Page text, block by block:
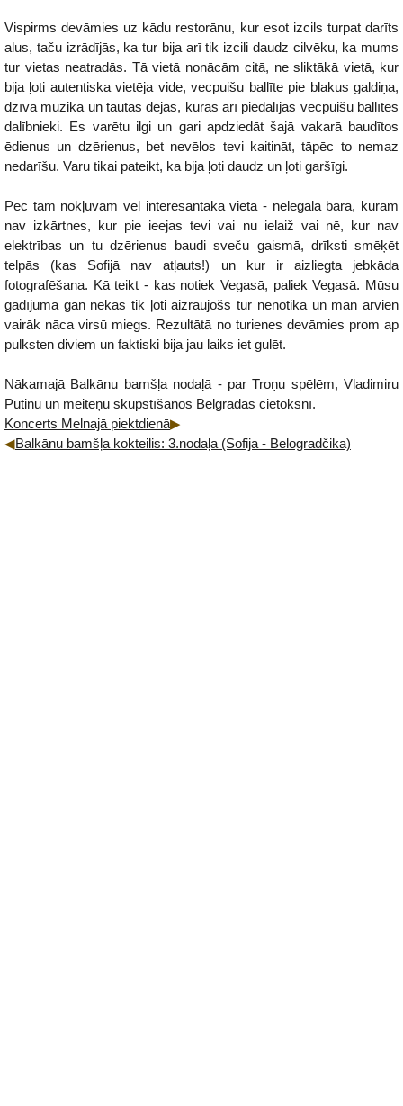
Vispirms devāmies uz kādu restorānu, kur esot izcils turpat darīts
alus, taču izrādījās, ka tur bija arī tik izcili daudz cilvēku, ka mums
tur vietas neatradās. Tā vietā nonācām citā, ne sliktākā vietā, kur
bija ļoti autentiska vietēja vide, vecpuišu ballīte pie blakus galdiņa,
dzīvā mūzika un tautas dejas, kurās arī piedalījās vecpuišu ballītes
dalībnieki. Es varētu ilgi un gari apdziedāt šajā vakarā baudītos
ēdienus un dzērienus, bet nevēlos tevi kaitināt, tāpēc to nemaz
nedarīšu. Varu tikai pateikt, ka bija ļoti daudz un ļoti garšīgi.
Pēc tam nokļuvām vēl interesantākā vietā - nelegālā bārā, kuram
nav izkārtnes, kur pie ieejas tevi vai nu ielaiž vai nē, kur nav
elektrības un tu dzērienus baudi sveču gaismā, drīksti smēķēt
telpās (kas Sofijā nav atļauts!) un kur ir aizliegta jebkāda
fotografēšana. Kā teikt - kas notiek Vegasā, paliek Vegasā. Mūsu
gadījumā gan nekas tik ļoti aizraujošs tur nenotika un man arvien
vairāk nāca virsū miegs. Rezultātā no turienes devāmies prom ap
pulksten diviem un faktiski bija jau laiks iet gulēt.
Nākamajā Balkānu bamšļa nodaļā - par Troņu spēlēm, Vladimiru
Putinu un meiteņu skūpstīšanos Belgradas cietoksnī.
Koncerts Melnajā piektdienā
Balkānu bamšļa kokteilis: 3.nodaļa (Sofija - Belogradčika)